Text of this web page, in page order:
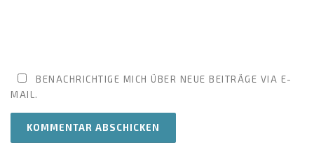
BENACHRICHTIGE MICH ÜBER NEUE BEITRÄGE VIA E-
MAIL.